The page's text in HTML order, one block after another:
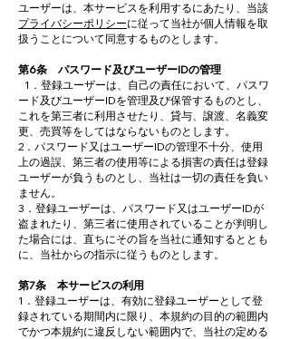
ユーザーは、本サービスを利用するにあたり、当該
プライバシーポリシーに従って当社が個人情報を取
扱うことについて同意するものとします。
第6条 パスワード及びユーザーIDの管理
1．登録ユーザーは、自己の責任において、パスワ
ード及びユーザーIDを管理及び保管するものとし、
これを第三者に利用させたり、貸与、譲渡、名義変
更、売買等をしてはならないものとします。
2．パスワード又はユーザーIDの管理不十分、使用
上の過誤、第三者の使用等による損害の責任は登録
ユーザーが負うものとし、当社は一切の責任を負い
ません。
3．登録ユーザーは、パスワード又はユーザーIDが
盗まれたり、第三者に使用されていることが判明し
た場合には、直ちにその旨を当社に通知するととも
に、当社からの指示に従うものとします。
第7条 本サービスの利用
1．登録ユーザーは、有効に登録ユーザーとして登
録されている期間内に限り、本規約の目的の範囲内
でかつ本規約に違反しない範囲内で、当社の定める